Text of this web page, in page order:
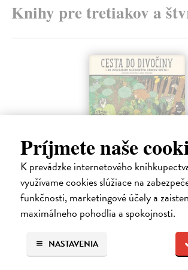
Príjmete naše
K prevádzke internetového
využívame cookies slúžiace na
funkčnosti, marketingové účely a
maximálneho pohodlia a spokojnosti.
NASTAVENIA
Knihy pre tretiakov a
Cesta do divočiny (slovenské
Mizielińska Aleksandra, Mizieliński Daniel
Nová kniha od autorov medzinárodných
zemou, pod vodou je na svete. Sprevádzať vás ňou
zvieratká.